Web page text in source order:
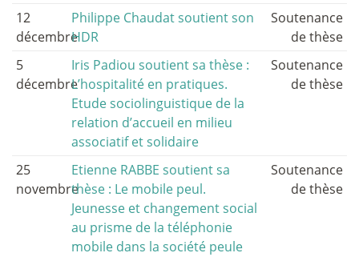
12
décembre
Philippe Chaudat soutient son
HDR
Soutenance
de thèse
5
décembre
Iris Padiou soutient sa thèse :
L’hospitalité en pratiques.
Etude sociolinguistique de la
relation d’accueil en milieu
associatif et solidaire
Soutenance
de thèse
25
novembre
Etienne RABBE soutient sa
thèse : Le mobile peul.
Jeunesse et changement social
au prisme de la téléphonie
mobile dans la société peule
Soutenance
de thèse